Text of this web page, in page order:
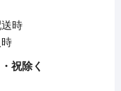
時
祝除く